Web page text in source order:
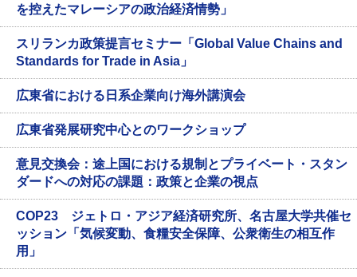
を控えたマレーシアの政治経済情勢」
スリランカ政策提言セミナー「Global Value Chains and
Standards for Trade in Asia」
広東省における日系企業向け海外講演会
広東省発展研究中心とのワークショップ
意見交換会：途上国における規制とプライベート・スタン
ダードへの対応の課題：政策と企業の視点
COP23 ジェトロ・アジア経済研究所、名古屋大学共催セ
ッション「気候変動、食糧安全保障、公衆衛生の相互作
用」